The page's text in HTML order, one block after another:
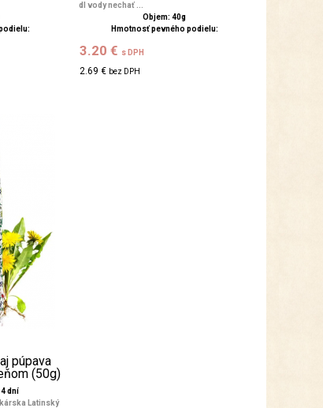
dl vody nechať ...
Objem: 40g
Hmotnosť pevného podielu:
3.20 € s DPH
2.69 € bez DPH
púpava
(50g)
dní
Latinský